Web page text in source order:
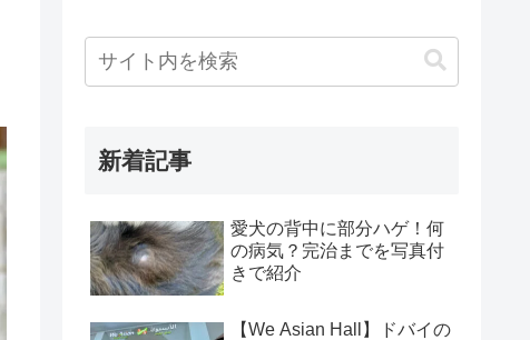
新着記事
愛犬の背中に部分ハゲ！何
の病気？完治までを写真付
きで紹介
【We Asian Hall】ドバイの